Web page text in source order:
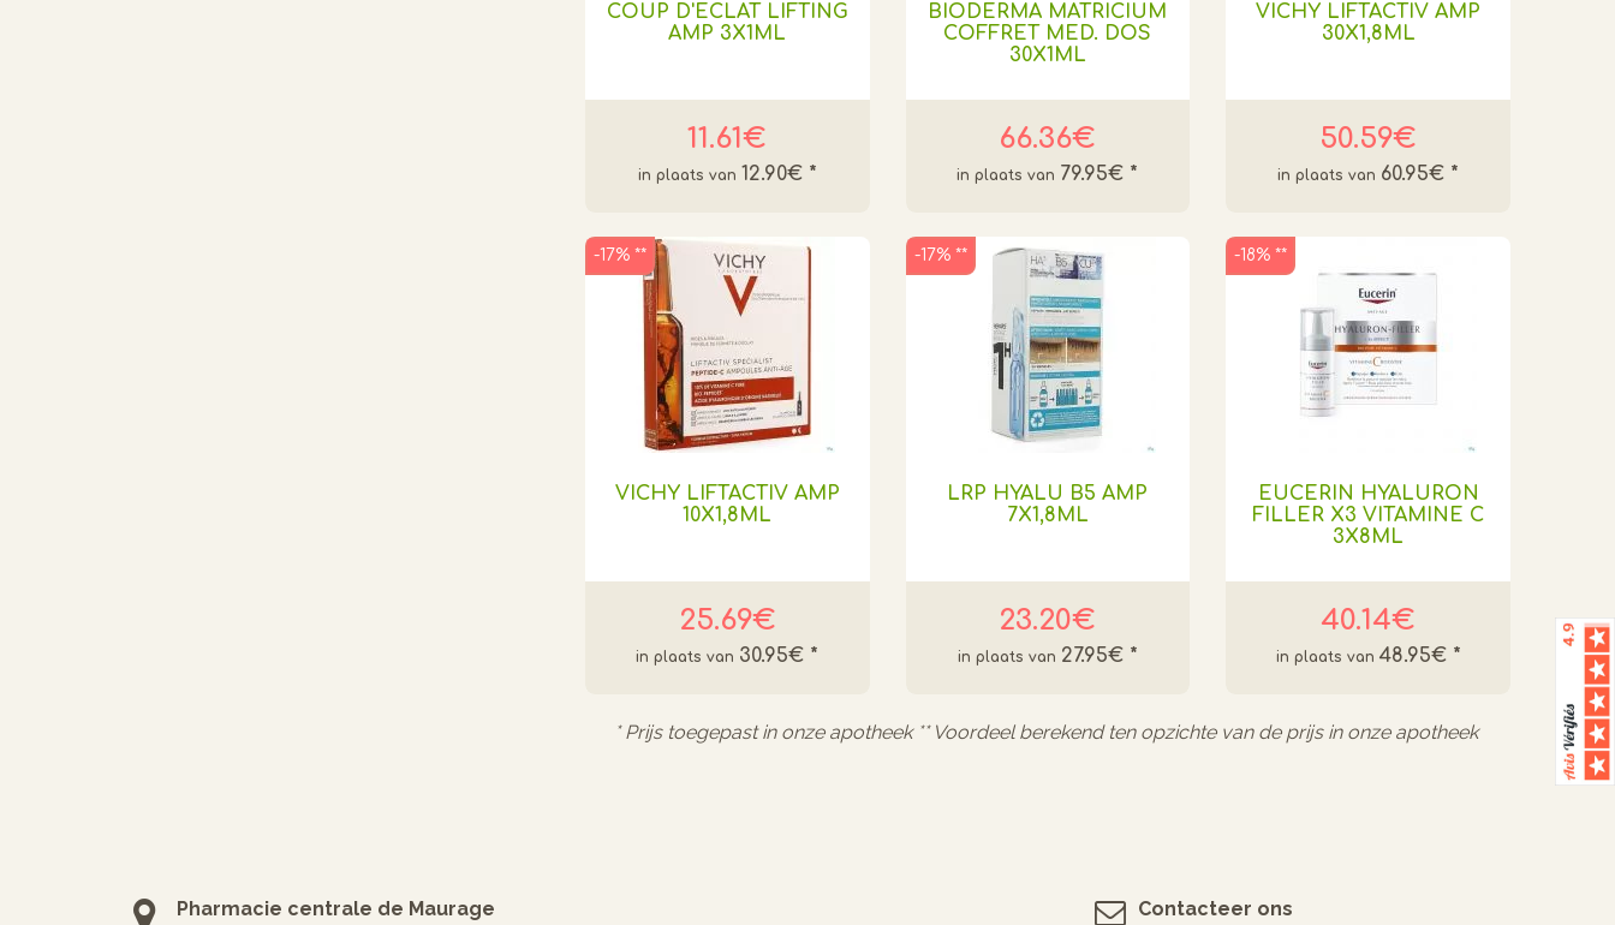
COUP D'ECLAT LIFTING
AMP 3X1ML
11.61€
12.90€ *
BIODERMA MATRICIUM
COFFRET MED. DOS
30X1ML
66.36€
79.95€ *
VICHY LIFTACTIV AMP
30X1,8ML
50.59€
60.95€ *
VICHY LIFTACTIV AMP
10X1,8ML
25.69€
30.95€ *
-17% **
LRP HYALU B5 AMP
7X1,8ML
23.20€
27.95€ *
-17% **
EUCERIN HYALURON
FILLER X3 VITAMINE C
3X8ML
40.14€
48.95€ *
-18% **
* Prijs toegepast in onze apotheek ** Voordeel berekend ten opzichte van de prijs in onze apotheek
Pharmacie centrale de Maurage
Contacteer ons